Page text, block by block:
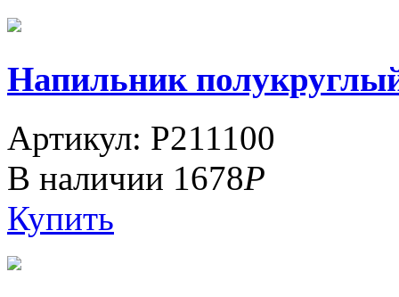
Напильник
Артикул: P211100
В наличии 1678Р
Купить